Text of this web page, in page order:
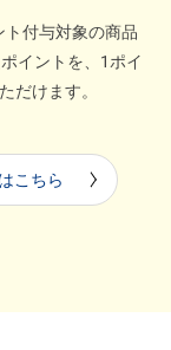
付与対象の商品
イントを、1ポイ
だけます。
こちら